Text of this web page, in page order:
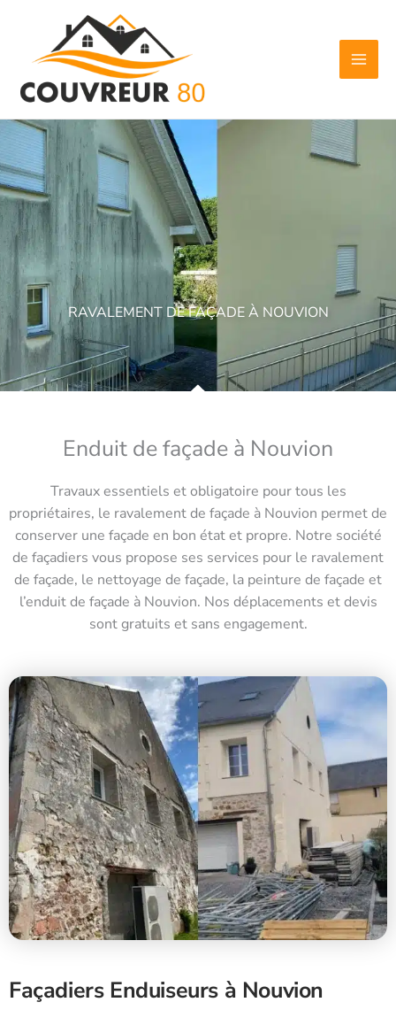
contenu
RAVALEMENT DE FAÇADE À NOUVION
Enduit de façade à Nouvion
Travaux essentiels et obligatoire pour tous les
propriétaires, le ravalement de façade à Nouvion permet de
conserver une façade en bon état et propre. Notre société
de façadiers vous propose ses services pour le ravalement
de façade, le nettoyage de façade, la peinture de façade et
l’enduit de façade à Nouvion. Nos déplacements et devis
sont gratuits et sans engagement.
Façadiers Enduiseurs à Nouvion